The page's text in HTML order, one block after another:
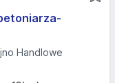
Handlowe